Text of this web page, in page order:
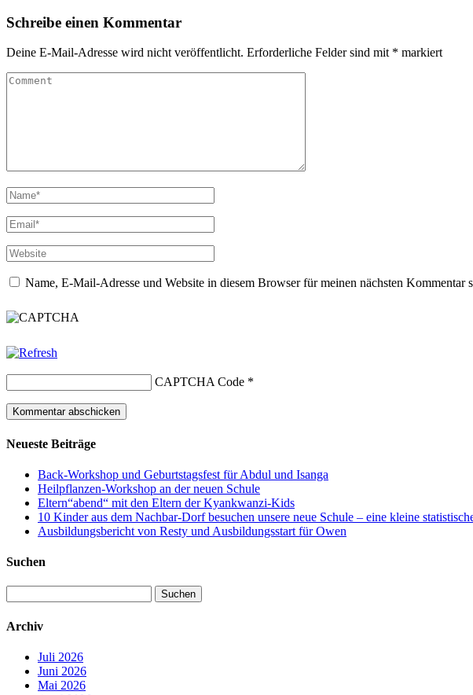
Schreibe einen Kommentar
Deine E-Mail-Adresse wird nicht veröffentlicht. Erforderliche Felder sind mit * markiert
Name, E-Mail-Adresse und Website in diesem Browser für meinen nächsten Kommentar
CAPTCHA Code *
Neueste Beiträge
Back-Workshop und Geburtstagsfest für Abdul und Isanga
Heilpflanzen-Workshop an der neuen Schule
Eltern“abend“ mit den Eltern der Kyankwanzi-Kids
10 Kinder aus dem Nachbar-Dorf besuchen unsere neue Schule – eine kleine
Ausbildungsbericht von Resty und Ausbildungsstart für Owen
Suchen
nach:
Archiv
Juli 2026
Juni 2026
Mai 2026